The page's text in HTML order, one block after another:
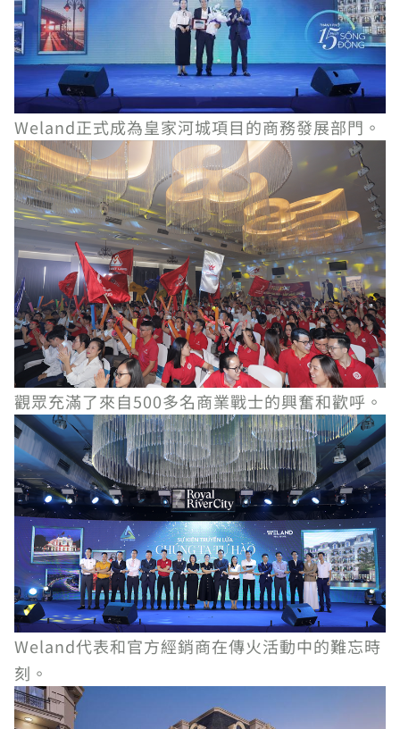
Weland正式成為皇家河城項目的商務發展部門。
觀眾充滿了來自500多名商業戰士的興奮和歡呼。
Weland代表和官方經銷商在傳火活動中的難忘時
刻。